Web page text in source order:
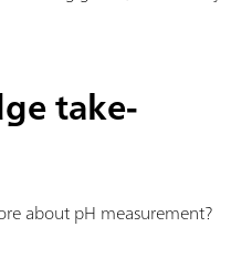
take-
about pH measurement?